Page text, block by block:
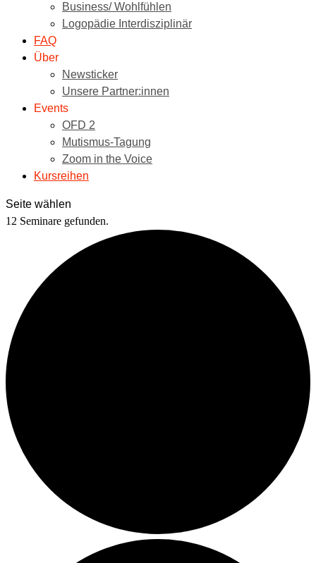
Business/ Wohlfühlen
Logopädie Interdisziplinär
FAQ
Über
Newsticker
Unsere Partner:innen
Events
OFD 2
Mutismus-Tagung
Zoom in the Voice
Kursreihen
Seite wählen
12 Seminare gefunden.